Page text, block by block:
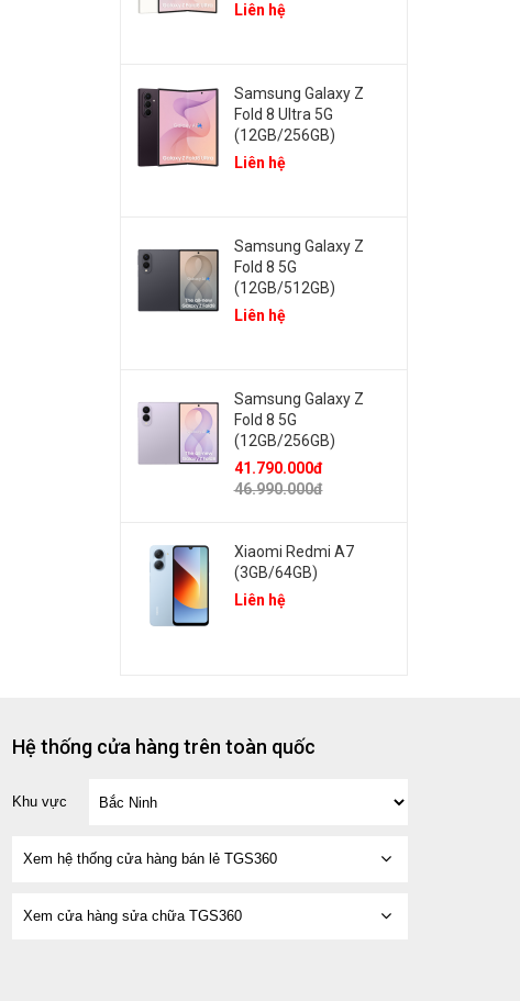
Liên hệ
Samsung Galaxy Z
Fold 8 Ultra 5G
(12GB/256GB)
Liên hệ
Samsung Galaxy Z
Fold 8 5G
(12GB/512GB)
Liên hệ
Samsung Galaxy Z
Fold 8 5G
(12GB/256GB)
41.790.000đ
46.990.000đ
Xiaomi Redmi A7
(3GB/64GB)
Liên hệ
Hệ thống cửa hàng trên toàn quốc
Khu vực
Xem hệ thống cửa hàng bán lẻ TGS360
Xem cửa hàng sửa chữa TGS360